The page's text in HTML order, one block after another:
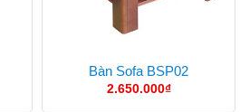
Bàn Sofa BSP02
2.650.000₫